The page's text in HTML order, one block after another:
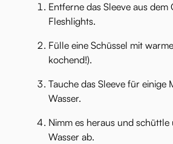
Entferne das Sleeve aus dem
Fleshlights.
Fülle eine Schüssel mit
kochend!).
Tauche das Sleeve für einige
Wasser.
Nimm es heraus und schüttle
Wasser ab.